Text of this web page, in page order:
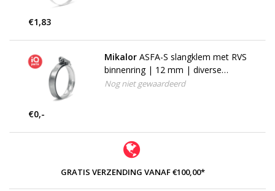
€1,83
Mikalor ASFA-S slangklem met RVS
binnenring | 12 mm | diverse
staalsoorten
Nog niet gewaardeerd
€0,-
GRATIS VERZENDING VANAF €100,00*